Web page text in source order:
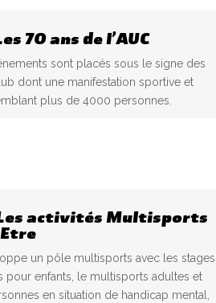
70 ans de l’AUC
sont placés sous le signe des
dont une manifestation sportive et
plus de 4000 personnes.
activités Multisports
un pôle multisports avec les stages
pour enfants, le multisports adultes et
en situation de handicap mental,